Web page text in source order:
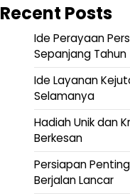
Recent Posts
Ide Perayaan
Sepanjang Tahun
Ide Layanan
Selamanya
Hadiah Unik dan
Berkesan
Persiapan
Berjalan Lancar